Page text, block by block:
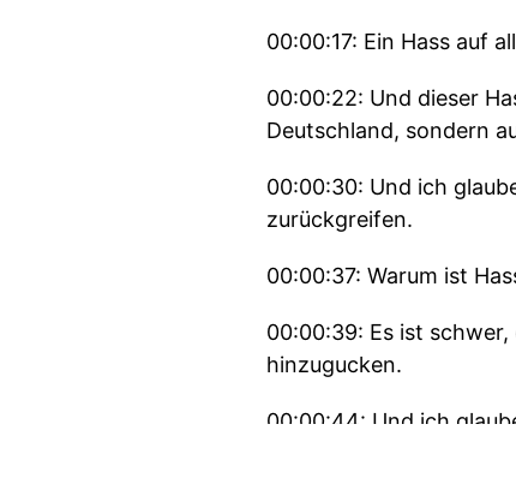
00:00:17: Ein Hass auf
00:00:22: Und dieser
Deutschland, sondern
00:00:30: Und ich
zurückgreifen.
00:00:37: Warum ist
00:00:39: Es ist
hinzugucken.
00:00:44: Und ich